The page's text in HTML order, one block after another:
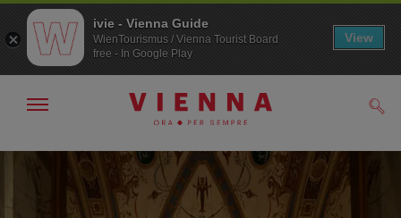
Alla
navigazione
Al
Mostra/nascondi
ivie - Vienna Guide
WienTourismus / Vienna Tourist Board
free - In Google Play
View